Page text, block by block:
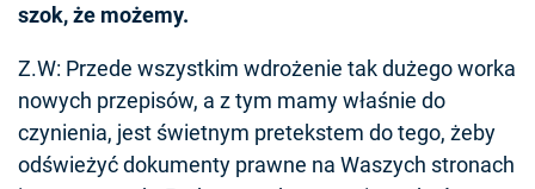
szok, że możemy.
Z.W: Przede wszystkim wdrożenie tak dużego worka
nowych przepisów, a z tym mamy właśnie do
czynienia, jest świetnym pretekstem do tego, żeby
odświeżyć dokumenty prawne na Waszych stronach